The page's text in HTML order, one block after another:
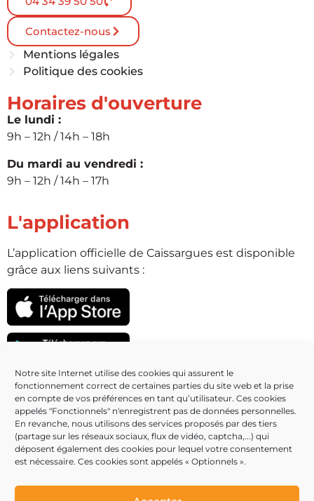
Notre site Internet utilise des cookies qui assurent le
fonctionnement correct de certaines parties du site web et la prise
en compte de vos préférences en tant qu’utilisateur. Ces cookies
appelés "Fonctionnels" n'enregistrent pas de données personnelles.
En revanche, nous utilisons des services proposés par des tiers
(partage sur les réseaux sociaux, flux de vidéo, captcha,...) qui
déposent également des cookies pour lequel votre consentement
est nécessaire. Ces cookies sont appelés « Optionnels ».
Contactez-nous
Mentions légales
Politique des cookies
Horaires d'ouverture
Le lundi :
9h – 12h / 14h – 18h
Du mardi au vendredi :
9h – 12h / 14h – 17h
L'application
L’application officielle de Caissargues est disponible
grâce aux liens suivants :
Partenaires